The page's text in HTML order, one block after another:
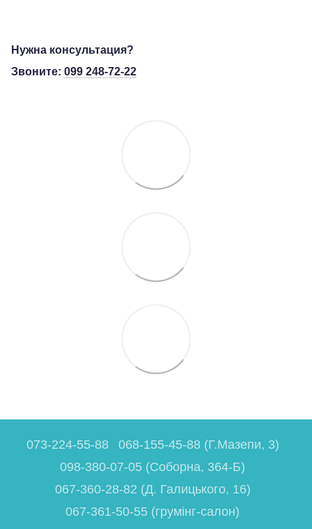
Нужна консультация?
Звоните: 099 248-72-22
073-224-55-88
068-155-45-88 (Г.Мазепи, 3)
098-380-07-05 (Соборна, 364-Б)
067-360-28-82 (Д. Галицького, 16)
067-361-50-55 (грумінг-салон)